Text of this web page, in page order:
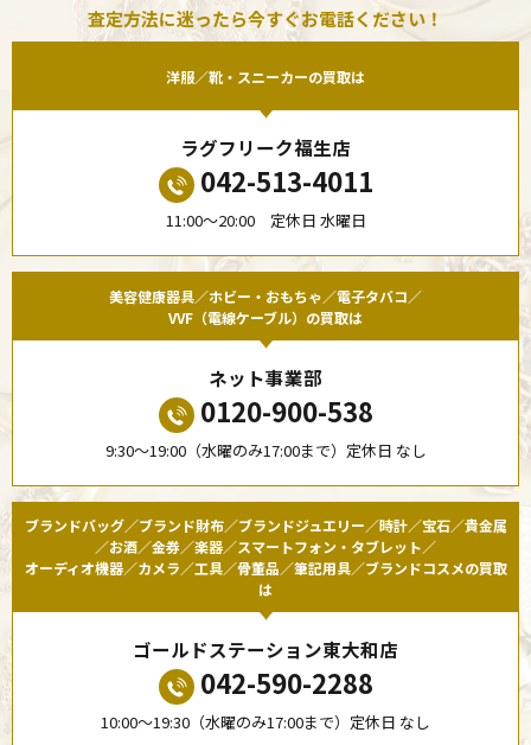
査定方法に迷ったら今すぐお電話ください！
洋服／靴・スニーカーの買取は
ラグフリーク福生店
042-513-4011
11:00〜20:00 定休日 水曜日
美容健康器具／ホビー・おもちゃ／電子タバコ／
VVF（電線ケーブル）の買取は
ネット事業部
0120-900-538
9:30〜19:00（水曜のみ17:00まで）定休日 なし
ブランドバッグ／ブランド財布／ブランドジュエリー／時計／宝石／貴金属
／お酒／金券／楽器／スマートフォン・タブレット／
オーディオ機器／カメラ／工具／骨董品／筆記用具／ブランドコスメの買取
は
ゴールドステーション東大和店
042-590-2288
10:00〜19:30（水曜のみ17:00まで）定休日 なし